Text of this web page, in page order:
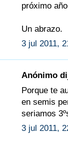
próximo
Un abrazo.
3 jul 2011,
Anónimo
Porque te
en semis
seriamos
3 jul 2011,